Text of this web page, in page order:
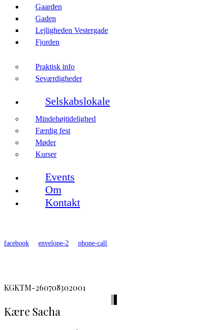
Gaarden
Gaden
Lejligheden Vestergade
Fjorden
Praktisk info
Seværdigheder
Selskabslokale
Mindehøjtidelighed
Færdig fest
Møder
Kurser
Events
Om
Kontakt
facebook envelope-2 phone-call
KGKTM-260708302001
Kære Sacha